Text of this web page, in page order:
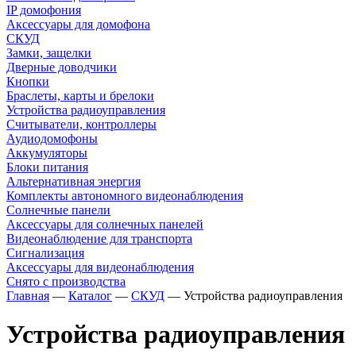
IP домофония
Аксессуары для домофона
СКУД
Замки, защелки
Дверные доводчики
Кнопки
Браслеты, карты и брелоки
Устройства радиоуправления
Считыватели, контроллеры
Аудиодомофоны
Аккумуляторы
Блоки питания
Альтернативная энергия
Комплекты автономного видеонаблюдения
Солнечные панели
Аксессуары для солнечных панелей
Видеонаблюдение для транспорта
Сигнализация
Аксессуары для видеонаблюдения
Снято с производства
Главная — Каталог — СКУД — Устройства радиоуправления
Устройства радиоуправления